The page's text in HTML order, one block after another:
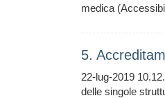
medica
5.
22-lug-2019
delle singole